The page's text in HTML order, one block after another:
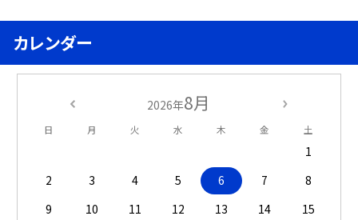
カレンダー
2026年8月
日 月 火 水 木 金 土
1
2
3 4 5 6 7
8
9
10 11 12 13 14
15